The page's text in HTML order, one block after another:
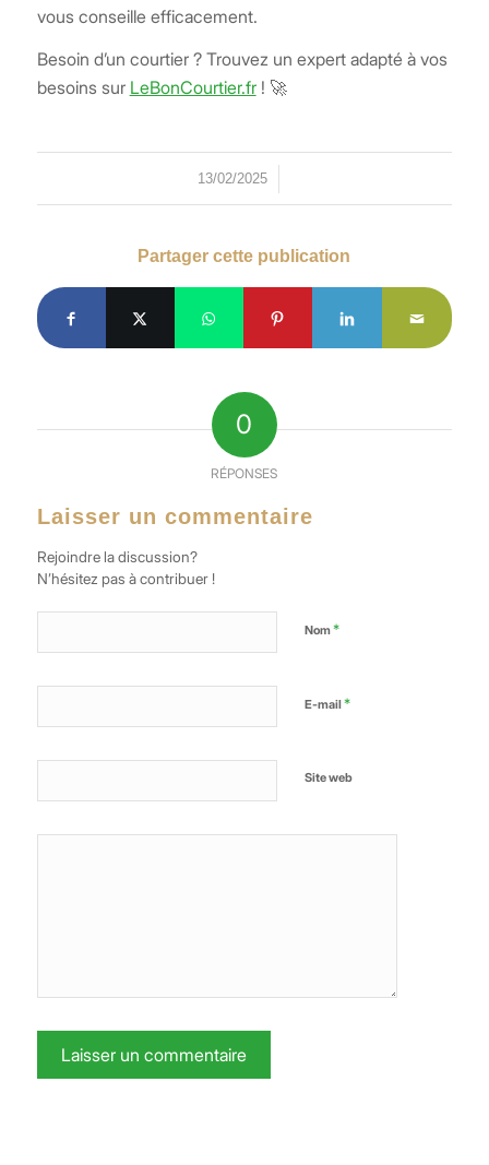
vous conseille efficacement.
Besoin d’un courtier ? Trouvez un expert adapté à vos
besoins sur LeBonCourtier.fr! 🚀
13/02/2025
/
Partager cette publication
0
RÉPONSES
Laisser un commentaire
Rejoindre la discussion?
N’hésitez pas à contribuer !
Nom*
E-mail*
Site web